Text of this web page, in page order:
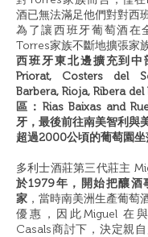
酒已無法滿足他們對對西
為了讓西班牙葡萄酒在
Torres家族不斷地擴張家
西班牙東北邊擴充到中
Priorat, Costers del
Barbera, Rioja, Ribera del
區： Rias Baixas and
牙，最後前往南美智利與
超過2000公頃的葡萄園坐
多利士酒莊第三代莊主
於1979年，開始把釀酒
家 ，當時南美洲生產葡萄
優惠，因此Miguel 在
Casals商討下，決定親